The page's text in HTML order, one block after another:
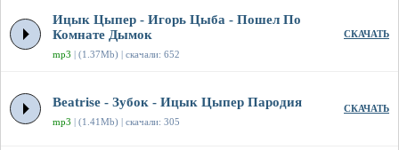
Ицык Цыпер - Игорь Цыба - Пошел По
Комнате Дымок
mp3 | (1.37Mb) | скачали: 652
СКАЧАТЬ
Beatrise - Зубок - Ицык Цыпер Пародия
mp3 | (1.41Mb) | скачали: 305
СКАЧАТЬ